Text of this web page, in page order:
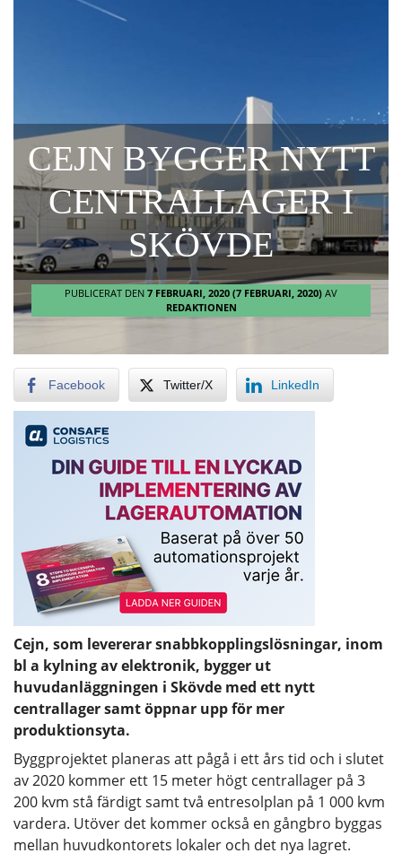
CEJN BYGGER NYTT
CENTRALLAGER I
SKÖVDE
PUBLICERAT DEN 7 FEBRUARI, 2020 (7 FEBRUARI, 2020) AV
REDAKTIONEN
Facebook Twitter/X LinkedIn
Cejn, som levererar snabbkopplingslösningar, inom
bl a kylning av elektronik, bygger ut
huvudanläggningen i Skövde med ett nytt
centrallager samt öppnar upp för mer
produktionsyta.
Byggprojektet planeras att pågå i ett års tid och i slutet
av 2020 kommer ett 15 meter högt centrallager på 3
200 kvm stå färdigt samt två entresolplan på 1 000 kvm
vardera. Utöver det kommer också en gångbro byggas
mellan huvudkontorets lokaler och det nya lagret.